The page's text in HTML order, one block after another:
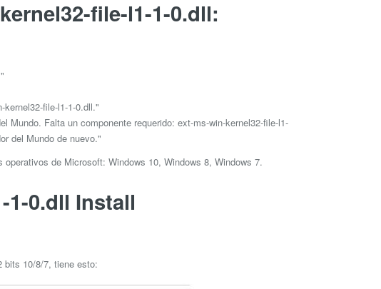
file-l1-1-0.dll:
file-l1-1-0.dll."
Mundo. Falta un componente requerido: ext-ms-win-kernel32-file-l1-
del Mundo de nuevo."
de Microsoft: Windows 10, Windows 8, Windows 7.
1-0.dll Install
bits 10/8/7, tiene esto: